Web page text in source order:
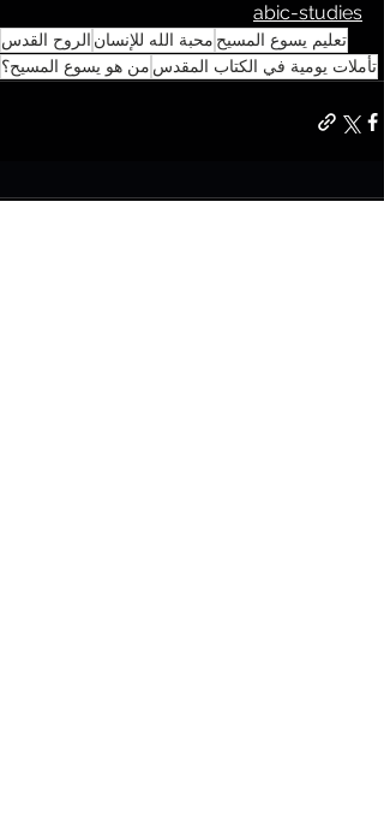
abic-studies
تعليم يسوع المسيح محبة الله للإنسان الروح القدس
تأملات يومية في الكتاب المقدس من هو يسوع المسيح؟